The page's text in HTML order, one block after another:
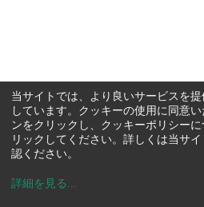
当サイトでは、より良いサービスを
しています。クッキーの使用に同意
ンをクリックし、クッキーポリシー
リックしてください。詳しくは当サ
認ください。
詳細を見る ...